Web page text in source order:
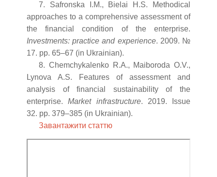
7. Safronska I.M., Bielai H.S. Methodical
approaches to a comprehensive assessment of
the financial condition of the enterprise.
Investments: practice and experience. 2009. №
17. pp. 65–67 (in Ukrainian).
8. Chemchykalenko R.A., Maiboroda O.V.,
Lynova A.S. Features of assessment and
analysis of financial sustainability of the
enterprise.Market infrastructure. 2019. Issue
32. pp. 379–385 (in Ukrainian).
Завантажити статтю